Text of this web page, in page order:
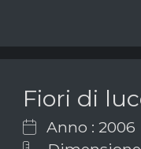
Fiori di
Anno : 2006